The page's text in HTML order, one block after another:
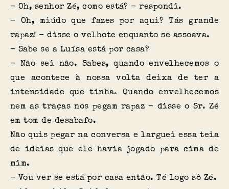
- Oh, senhor Zé, como está? - respondi.
- Oh, miúdo que fazes por aqui? Tás grande
rapaz! - disse o velhote enquanto se assoava.
- Sabe se a Luísa está por casa?
- Não sei não. Sabes, quando envelhecemos o
que acontece à nossa volta deixa de ter a
intensidade que tinha. Quando envelhecemos
nem as traças nos pegam rapaz - disse o Sr. Zé
em tom de desabafo.
Não quis pegar na conversa e larguei essa teia
de ideias que ele havia jogado para cima de
mim.
- Vou ver se está por casa então. Té logo sô Zé.